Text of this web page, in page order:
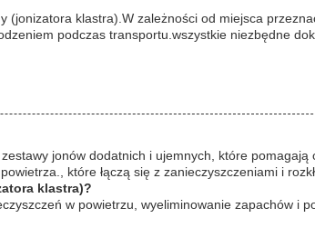
(jonizatora klastra).W zależności od miejsca
podczas transportu.wszystkie niezbędne
jonów dodatnich i ujemnych, które
które łączą się z zanieczyszczeniami i
klastra)?
w powietrzu, wyeliminowanie zapachów i